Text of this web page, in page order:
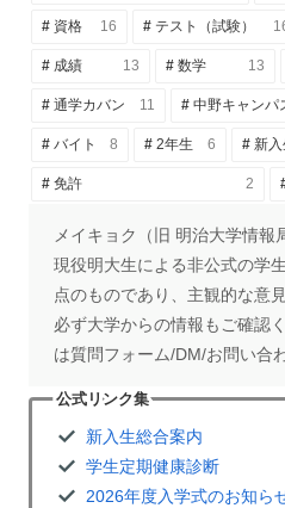
資格 16 テスト（試験）
成績 13 数学 13
通学カバン 11 中野キャンパ
バイト 8 2年生 6 新入
免許 2
メイキョク（旧 明治大学情報
現役明大生による非公式の学
点のものであり、主観的な意
必ず大学からの情報もご確認
は質問フォーム/DM/お問い合
公式リンク集
新入生総合案内
学生定期健康診断
2026年度入学式のお知ら